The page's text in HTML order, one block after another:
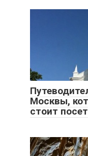
Москвы,
стоит